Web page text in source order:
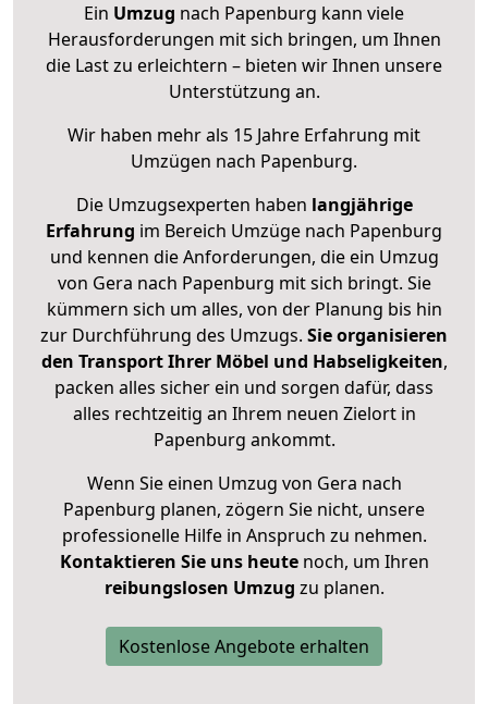
Ein Umzug nach Papenburg kann viele
Herausforderungen mit sich bringen, um Ihnen
die Last zu erleichtern – bieten wir Ihnen unsere
Unterstützung an.
Wir haben mehr als 15 Jahre Erfahrung mit
Umzügen nach Papenburg.
Die Umzugsexperten haben langjährige
Erfahrung im Bereich Umzüge nach Papenburg
und kennen die Anforderungen, die ein Umzug
von Gera nach Papenburg mit sich bringt. Sie
kümmern sich um alles, von der Planung bis hin
zur Durchführung des Umzugs. Sie organisieren
den Transport Ihrer Möbel und Habseligkeiten,
packen alles sicher ein und sorgen dafür, dass
alles rechtzeitig an Ihrem neuen Zielort in
Papenburg ankommt.
Wenn Sie einen Umzug von Gera nach
Papenburg planen, zögern Sie nicht, unsere
professionelle Hilfe in Anspruch zu nehmen.
Kontaktieren Sie uns heutenoch, um Ihren
reibungslosen Umzug zu planen.
Kostenlose Angebote erhalten